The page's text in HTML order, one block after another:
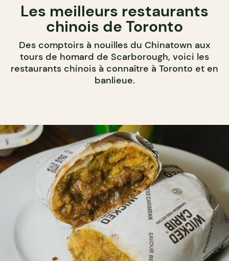
Les meilleurs restaurants
chinois de Toronto
Des comptoirs à nouilles du Chinatown aux
tours de homard de Scarborough, voici les
restaurants chinois à connaître à Toronto et en
banlieue.